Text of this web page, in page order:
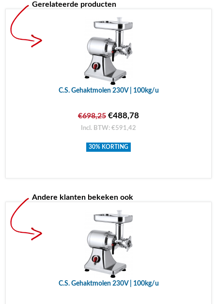
Gerelateerde producten
C.S. Gehaktmolen 230V | 100kg/u
€698,25 €488,78
Incl. BTW: €591,42
30% KORTING
Andere klanten bekeken ook
C.S. Gehaktmolen 230V | 100kg/u